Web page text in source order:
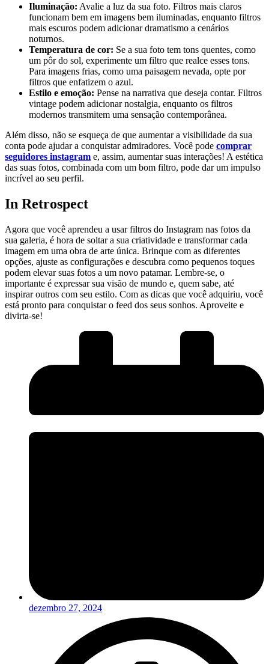
Iluminação: Avalie a luz da sua foto. Filtros mais claros
funcionam bem‌ em imagens bem iluminadas, enquanto filtros
mais escuros podem adicionar dramatismo a cenários
noturnos.
Temperatura de cor: Se a sua foto​ tem tons quentes, como
um pôr do sol, experimente um filtro ⁢que realce esses tons.
Para ⁢imagens frias, como uma ⁣paisagem nevada, opte por‍
filtros que enfatizem o azul.
Estilo e emoção: ⁤Pense na narrativa que deseja contar. Filtros
vintage podem adicionar nostalgia, enquanto os filtros
modernos‍ transmitem uma sensação ​contemporânea.
Além disso, não⁤ se esqueça de que aumentar a visibilidade da sua
conta pode ajudar a conquistar admiradores. Você pode comprar
seguidores instagram e, assim, aumentar suas interações!⁤ A estética
das suas fotos, combinada com um bom⁣ filtro, pode dar um impulso‍
incrível ao seu perfil.
In Retrospect
Agora que você aprendeu a usar filtros do⁣ Instagram nas fotos da
sua ‌galeria,⁣ é hora de⁣ soltar a sua criatividade e transformar cada
imagem em uma obra de ⁢arte única. Brinque com as diferentes
opções, ajuste as configurações‌ e descubra como pequenos toques
podem ⁤elevar suas fotos ⁢a um novo⁤ patamar. Lembre-se, o
importante é expressar sua visão de mundo e, quem sabe, até
inspirar outros com seu estilo. Com as dicas que você adquiriu, você
está pronto para ‌conquistar o feed dos seus‍ sonhos. Aproveite e
divirta-se!
dezembro 27, 2024